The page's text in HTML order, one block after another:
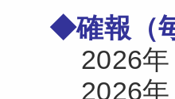
◆確報（
2026年
2026年